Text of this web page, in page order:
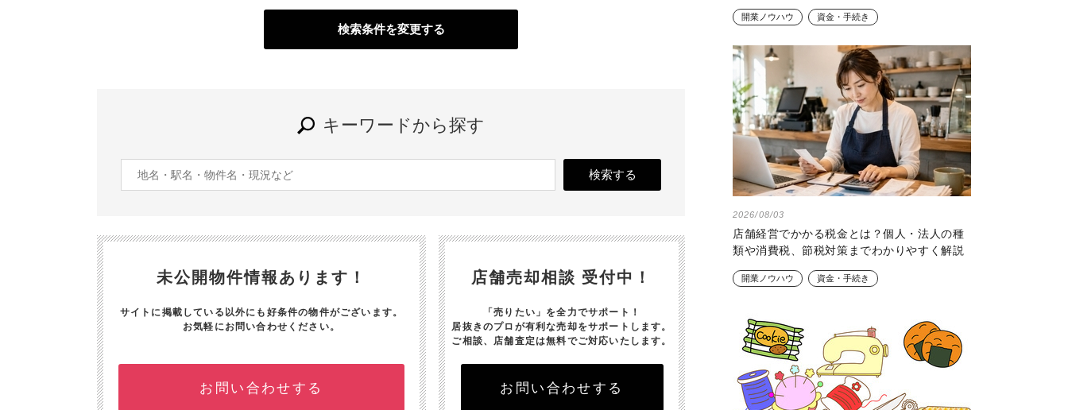
検索条件を変更する
キーワードから探す
未公開物件情報あります！
サイトに掲載している以外にも好条件の物件がございます。
お気軽にお問い合わせください。
お問い合わせする
店舗売却相談 受付中！
「売りたい」を全力でサポート！
居抜きのプロが有利な売却をサポートします。
ご相談、店舗査定は無料でご対応いたします。
お問い合わせする
開業ノウハウ 資金・手続き
2026/08/03
店舗経営でかかる税金とは？個人・法人の種
類や消費税、節税対策までわかりやすく解説
開業ノウハウ 資金・手続き